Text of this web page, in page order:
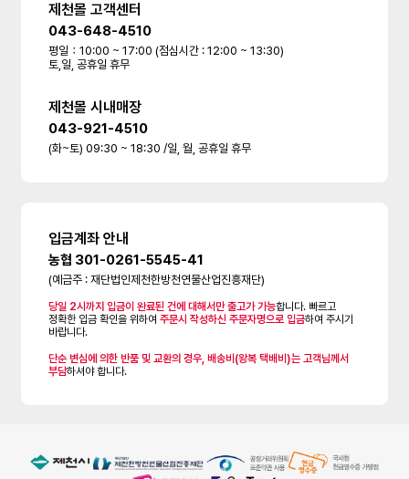
제천몰 고객센터
043-648-4510
평일：10:00 ~ 17:00 (점심시간 : 12:00 ~ 13:30)
토,일, 공휴일 휴무
제천몰 시내매장
043-921-4510
(화~토) 09:30 ~ 18:30 /일, 월, 공휴일 휴무
입금계좌 안내
농협 301-0261-5545-41
(예금주 : 재단법인제천한방천연물산업진흥재단)
당일 2시까지 입금이 완료된 건에 대해서만 출고가 가능합니다. 빠르고
정확한 입금 확인을 위하여주문시 작성하신 주문자명으로 입금하여 주시기
바랍니다.
단순 변심에 의한 반품 및 교환의 경우, 배송비(왕복 택배비)는 고객님께서
부담하셔야 합니다.